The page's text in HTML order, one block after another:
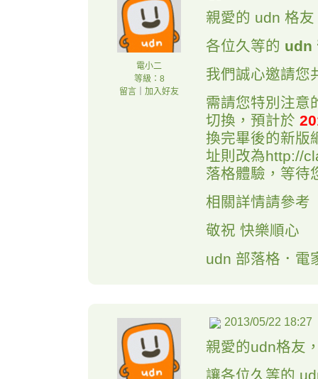
電小二
等級：8
留言
加入好友
親愛的 udn 格
各位久等的 udn
我們誠心邀請您
需請您特別注意
切換，預計於
換完畢後的新版
址則改為http://
落格體驗，等待
相關詳情請參考
敬祝 快樂順心
udn 部落格．電
2013/05/22 18:27
親愛的udn格友
讓各位久等的